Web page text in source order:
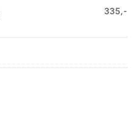
335,-